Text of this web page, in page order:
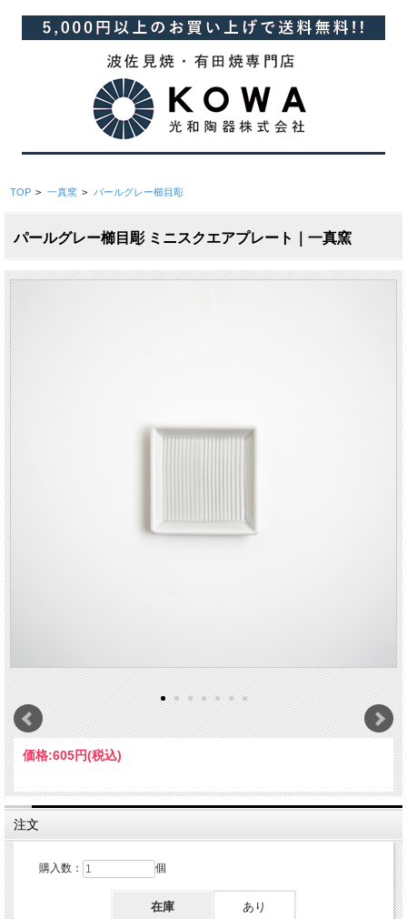
TOP > 一真窯 > パールグレー櫛目彫
パールグレー櫛目彫 ミニスクエアプレート｜一真窯
価格:605円(税込)
注文
購入数： 個
在庫 あり